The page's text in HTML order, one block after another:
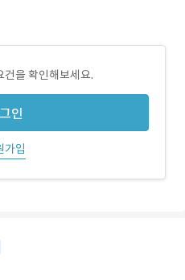
건을 확인해보세요.
인
가입